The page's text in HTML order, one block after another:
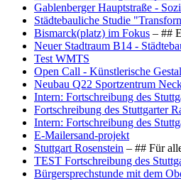
Gablenberger Hauptstraße -
Städtebauliche Studie
Bismarck(platz) im Fokus – ##
Neuer Stadtraum B14 -
Test WMTS
Open Call - Künstlerische
Neubau Q22 Sportzentrum
Intern: Fortschreibung des
Fortschreibung des Stuttgarter
Intern: Fortschreibung des
E-Mailersand-projekt
Stuttgart Rosenstein – ## Für
TEST Fortschreibung des
Bürgersprechstunde mit dem